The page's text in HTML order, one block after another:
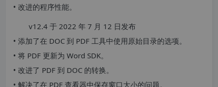
• 改进的程序性能。
v12.4 于 2022 年 7 月 12 日发布
• 添加了在 DOC 到 PDF 工具中使用原始目录的选项。
• 将 PDF 更新为 Word SDK。
• 改进了 PDF 到 DOC 的转换。
• 解决了在 PDF 查看器中保存窗口大小的问题。